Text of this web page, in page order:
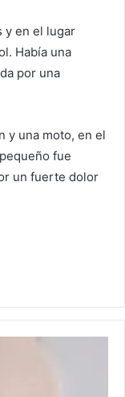
y en el lugar
Había una
por una
y una moto, en el
fue
un fuerte dolor